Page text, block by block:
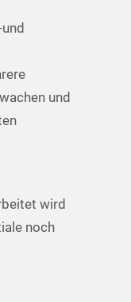
und
wird
noch